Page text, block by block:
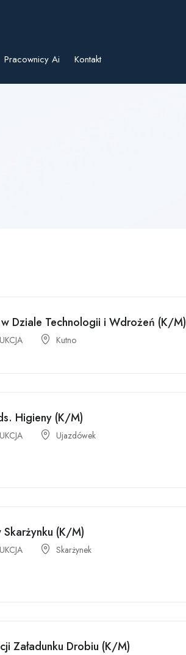
Pracownicy Ai Kontakt
Dziale Technologii i Wdrożeń (K/M)
Kutno
Higieny (K/M)
Ujazdówek
(K/M)
Skarżynek
Załadunku Drobiu (K/M)